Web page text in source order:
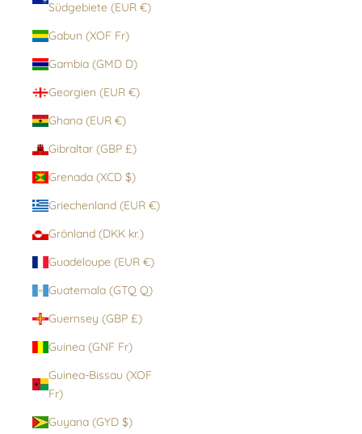
Südgebiete (EUR €)
Gabun (XOF Fr)
Gambia (GMD D)
Georgien (EUR €)
Ghana (EUR €)
Gibraltar (GBP £)
Grenada (XCD $)
Griechenland (EUR €)
Grönland (DKK kr.)
Guadeloupe (EUR €)
Guatemala (GTQ Q)
Guernsey (GBP £)
Guinea (GNF Fr)
Guinea-Bissau (XOF
Fr)
Guyana (GYD $)